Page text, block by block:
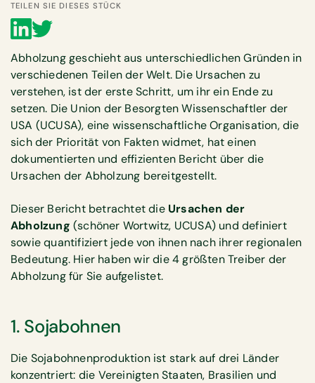
TEILEN SIE DIESES STÜCK
Abholzung geschieht aus unterschiedlichen Gründen in
verschiedenen Teilen der Welt. Die Ursachen zu
verstehen, ist der erste Schritt, um ihr ein Ende zu
setzen. Die Union der Besorgten Wissenschaftler der
USA (UCUSA), eine wissenschaftliche Organisation, die
sich der Priorität von Fakten widmet, hat einen
dokumentierten und effizienten Bericht über die
Ursachen der Abholzung bereitgestellt.
Dieser Bericht betrachtet die Ursachen der
Abholzung (schöner Wortwitz, UCUSA) und definiert
sowie quantifiziert jede von ihnen nach ihrer regionalen
Bedeutung. Hier haben wir die 4 größten Treiber der
Abholzung für Sie aufgelistet.
1. Sojabohnen
Die Sojabohnenproduktion ist stark auf drei Länder
konzentriert: die Vereinigten Staaten, Brasilien und